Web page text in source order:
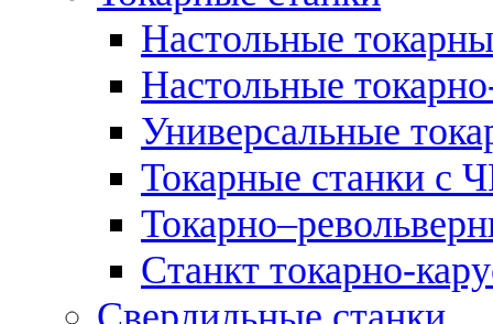
Настольные
Настольные
Универсальные
Токарные станки с
Станкт токарно-